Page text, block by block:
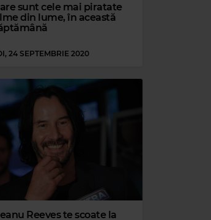
sunt cele mai piratate
din lume, în această
24 SEPTEMBRIE 2020
Reeves te scoate la